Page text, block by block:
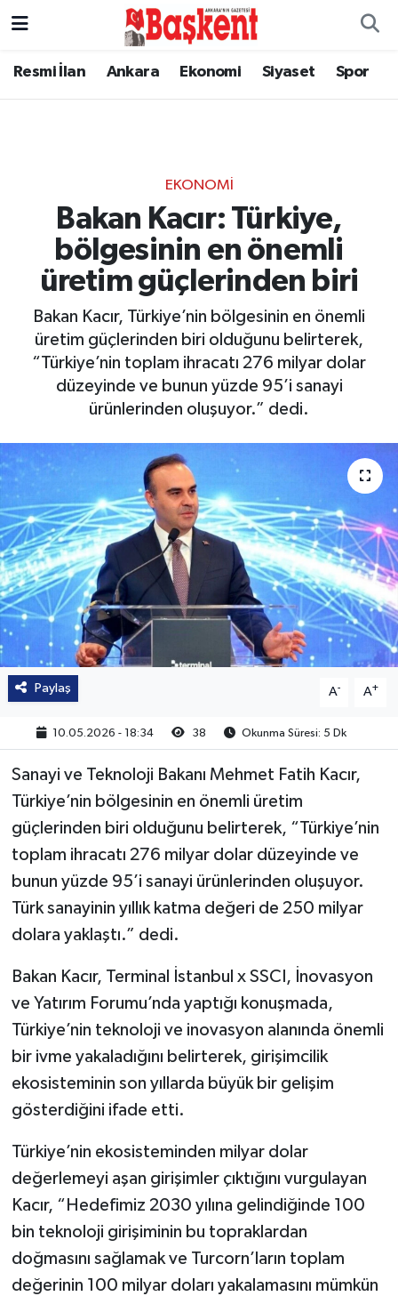
Resmi İlan Ankara Ekonomi Siyaset Spor
EKONOMI
Bakan Kacır: Türkiye,
bölgesinin en önemli
üretim güçlerinden biri
Bakan Kacır, Türkiye’nin bölgesinin en önemli
üretim güçlerinden biri olduğunu belirterek,
“Türkiye’nin toplam ihracatı 276 milyar dolar
düzeyinde ve bunun yüzde 95’i sanayi
ürünlerinden oluşuyor.” dedi.
Paylaş A- A+
10.05.2026 - 18:34 38 Okunma Süresi: 5 Dk
Sanayi ve Teknoloji Bakanı Mehmet Fatih Kacır,
Türkiye’nin bölgesinin en önemli üretim
güçlerinden biri olduğunu belirterek, “Türkiye’nin
toplam ihracatı 276 milyar dolar düzeyinde ve
bunun yüzde 95’i sanayi ürünlerinden oluşuyor.
Türk sanayinin yıllık katma değeri de 250 milyar
dolara yaklaştı.” dedi.
Bakan Kacır, Terminal İstanbul x SSCI, İnovasyon
ve Yatırım Forumu’nda yaptığı konuşmada,
Türkiye’nin teknoloji ve inovasyon alanında önemli
bir ivme yakaladığını belirterek, girişimcilik
ekosisteminin son yıllarda büyük bir gelişim
gösterdiğini ifade etti.
Türkiye’nin ekosisteminden milyar dolar
değerlemeyi aşan girişimler çıktığını vurgulayan
Kacır, “Hedefimiz 2030 yılına gelindiğinde 100
bin teknoloji girişiminin bu topraklardan
doğmasını sağlamak ve Turcorn’ların toplam
değerinin 100 milyar doları yakalamasını mümkün